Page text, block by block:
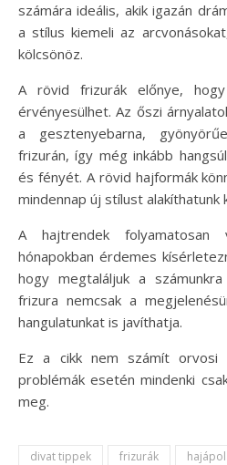
számára ideális, akik igazán
a stílus kiemeli az
kölcsönöz.
A rövid frizurák előnye,
érvényesülhet. Az őszi
a gesztenyebarna,
frizurán, így még inkább
és fényét. A rövid hajformák
mindennap új stílust alakíthatunk
A hajtrendek
hónapokban érdemes
hogy megtaláljuk a
frizura nemcsak a
hangulatunkat is javíthatja.
Ez a cikk nem számít orvosi
problémák esetén mindenki
meg.
divat tippek frizurák